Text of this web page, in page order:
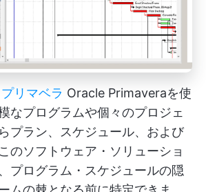
リマベラ Oracle Primaveraを使
なプログラムや個々のプロジェ
プラン、スケジュール、および
のソフトウェア・ソリューショ
プログラム・スケジュールの隠